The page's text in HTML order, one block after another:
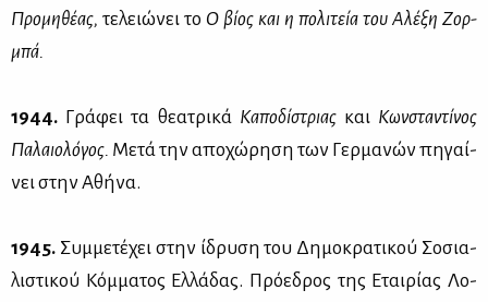
Προ­μη­θέ­ας, τε­λειώ­νει το Ο βί­ος και η πο­λι­τεία του Αλέ­ξη Ζορ­
μπά.
1944. Γρά­φει τα θε­α­τρι­κά Κα­πο­δί­στριας και Κων­στα­ντί­νος
Πα­λαιο­λό­γος. Με­τά την απο­χώ­ρη­ση των Γερ­μα­νών πη­γαί­
νει στην Αθή­να.
1945. Συμ­με­τέ­χει στην ίδρυ­ση του Δη­μο­κρα­τι­κού Σο­σια­
λι­στι­κού Κόμ­μα­τος Ελ­λά­δας. Πρό­ε­δρος της Εται­ρί­ας Λο­